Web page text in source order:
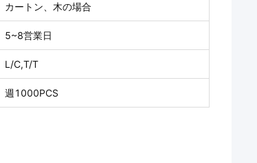
カートン、木の場合
5~8営業日
L/C,T/T
週1000PCS